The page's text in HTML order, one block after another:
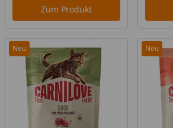
Zum Produkt
Neu Neu